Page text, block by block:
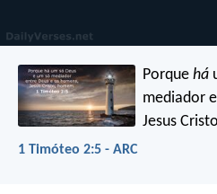
Porquehá
mediador
Jesus
1 Timóteo 2:5 - ARC